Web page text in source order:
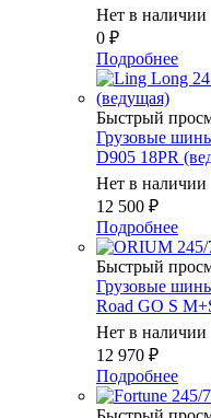
Нет в наличии
0 ₽
Подробнее
Быстрый
Грузовые
D905 18PR
Нет в наличии
12 500 ₽
Подробнее
Быстрый
Грузовые
Road GO S
Нет в наличии
12 970 ₽
Подробнее